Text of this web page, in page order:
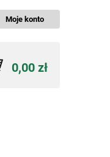
Moje konto
0,00 zł